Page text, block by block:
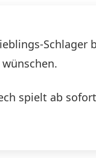
Schlager
spielt ab